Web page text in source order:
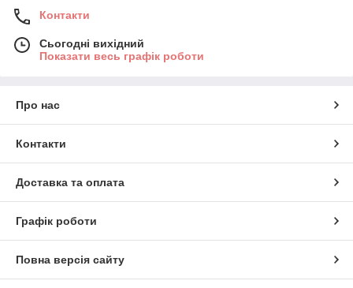
Контакти
Сьогодні вихідний
Показати весь графік роботи
Про нас
Контакти
Доставка та оплата
Графік роботи
Повна версія сайту